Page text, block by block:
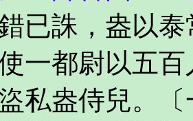
誅，盎以泰
一都尉以五
私盎侍兒。